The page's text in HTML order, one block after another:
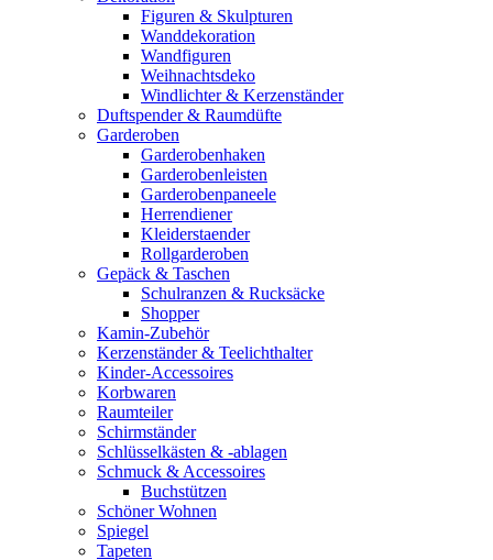
Figuren & Skulpturen
Wanddekoration
Wandfiguren
Weihnachtsdeko
Windlichter & Kerzenständer
Duftspender & Raumdüfte
Garderoben
Garderobenhaken
Garderobenleisten
Garderobenpaneele
Herrendiener
Kleiderstaender
Rollgarderoben
Gepäck & Taschen
Schulranzen & Rucksäcke
Shopper
Kamin-Zubehör
Kerzenständer & Teelichthalter
Kinder-Accessoires
Korbwaren
Raumteiler
Schirmständer
Schlüsselkästen & -ablagen
Schmuck & Accessoires
Buchstützen
Schöner Wohnen
Spiegel
Tapeten